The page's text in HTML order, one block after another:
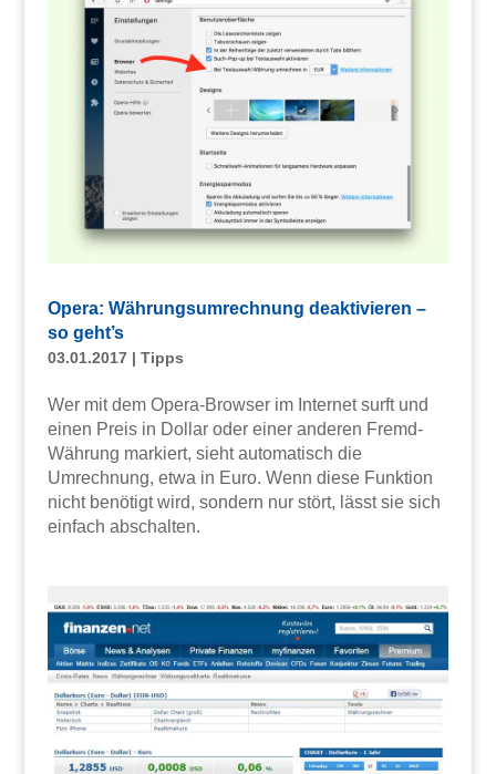
Opera: Währungsumrechnung deaktivieren –
so geht’s
03.01.2017| Tipps
Wer mit dem Opera-Browser im Internet surft und
einen Preis in Dollar oder einer anderen Fremd-
Währung markiert, sieht automatisch die
Umrechnung, etwa in Euro. Wenn diese Funktion
nicht benötigt wird, sondern nur stört, lässt sie sich
einfach abschalten.